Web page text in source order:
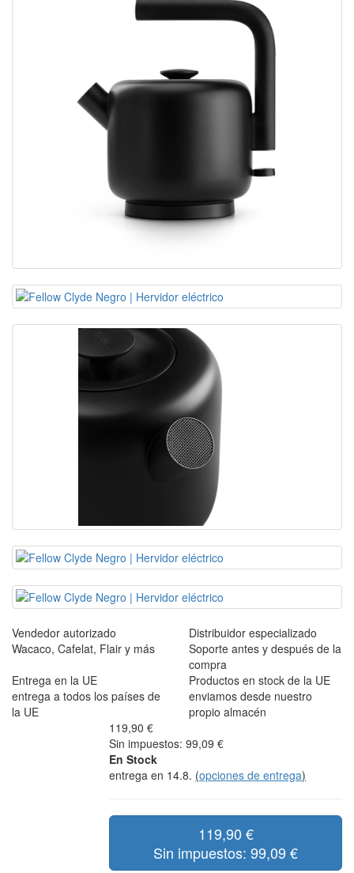
Vendedor autorizado
Wacaco, Cafelat, Flair y más
Distribuidor especializado
Soporte antes y después de la
compra
Entrega en la UE
entrega a todos los países de
la UE
Productos en stock de la UE
enviamos desde nuestro
propio almacén
119,90 €
Sin impuestos: 99,09 €
En Stock
entrega en 14.8. (opciones de entrega)
119,90 €
Sin impuestos: 99,09 €